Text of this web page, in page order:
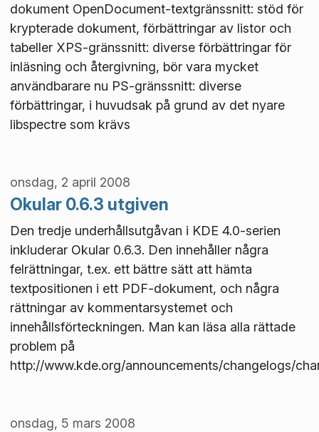
dokument OpenDocument-textgränssnitt: stöd för
krypterade dokument, förbättringar av listor och
tabeller XPS-gränssnitt: diverse förbättringar för
inläsning och återgivning, bör vara mycket
användbarare nu PS-gränssnitt: diverse
förbättringar, i huvudsak på grund av det nyare
libspectre som krävs
onsdag, 2 april 2008
Okular 0.6.3 utgiven
Den tredje underhållsutgåvan i KDE 4.0-serien
inkluderar Okular 0.6.3. Den innehåller några
felrättningar, t.ex. ett bättre sätt att hämta
textpositionen i ett PDF-dokument, och några
rättningar av kommentarsystemet och
innehållsförteckningen. Man kan läsa alla rättade
problem på
http://www.kde.org/announcements/changelogs/
onsdag, 5 mars 2008